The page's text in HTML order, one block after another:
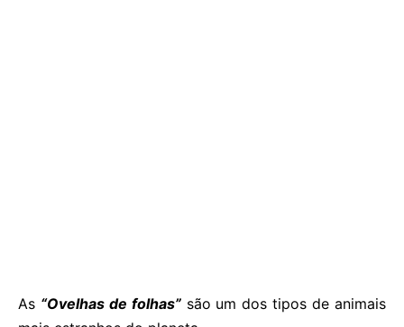
As “Ovelhas de folhas”são um dos tipos de animais